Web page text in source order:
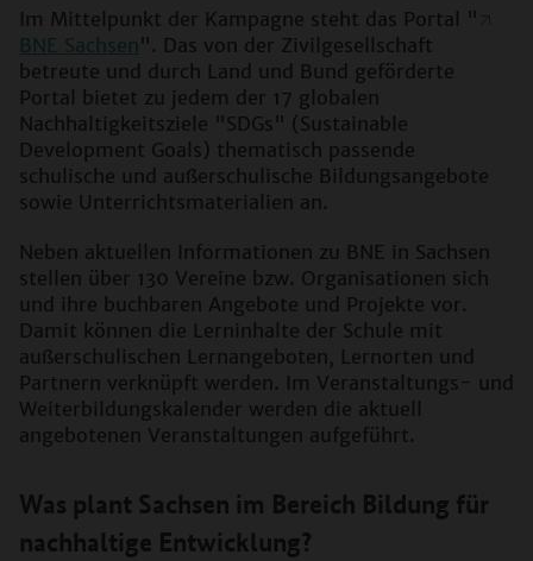
Im Mittelpunkt der Kampagne steht das Portal "
BNE Sachsen ". Das von der Zivilgesellschaft
betreute und durch Land und Bund geförderte
Portal bietet zu jedem der 17 globalen
Nachhaltigkeitsziele "SDGs" (Sustainable
Development Goals) thematisch passende
schulische und außerschulische Bildungsangebote
sowie Unterrichtsmaterialien an.
Neben aktuellen Informationen zu BNE in Sachsen
stellen über 130 Vereine bzw. Organisationen sich
und ihre buchbaren Angebote und Projekte vor.
Damit können die Lerninhalte der Schule mit
außerschulischen Lernangeboten, Lernorten und
Partnern verknüpft werden. Im Veranstaltungs- und
Weiterbildungskalender werden die aktuell
angebotenen Veranstaltungen aufgeführt.
Was plant Sachsen im Bereich Bildung für
nachhaltige Entwicklung?